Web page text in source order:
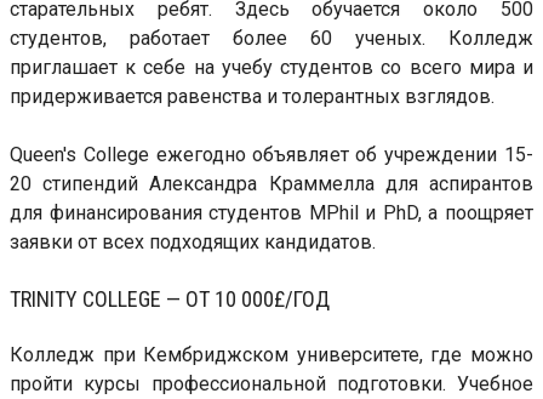
старательных ребят. Здесь обучается около 500
студентов, работает более 60 ученых. Колледж
приглашает к себе на учебу студентов со всего мира и
придерживается равенства и толерантных взглядов.
Queen's College ежегодно объявляет об учреждении 15-
20 стипендий Александра Краммелла для аспирантов
для финансирования студентов MPhil и PhD, а поощряет
заявки от всех подходящих кандидатов.
TRINITY COLLEGE — ОТ 10 000£/ГОД
Колледж при Кембриджском университете, где можно
пройти курсы профессиональной подготовки. Учебное